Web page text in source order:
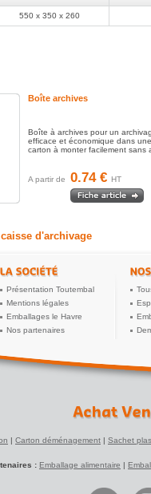
550 x 350 x 260
Boîte archives
Boîte à archives pour un
efficace et économique dans
carton à monter facilement sans
A partir de 0.74 € HT
d'archivage
Présentation Toutembal
Mentions légales
Emballages le Havre
Nos partenaires
| Carton déménagement | Sachet
: Emballage alimentaire |